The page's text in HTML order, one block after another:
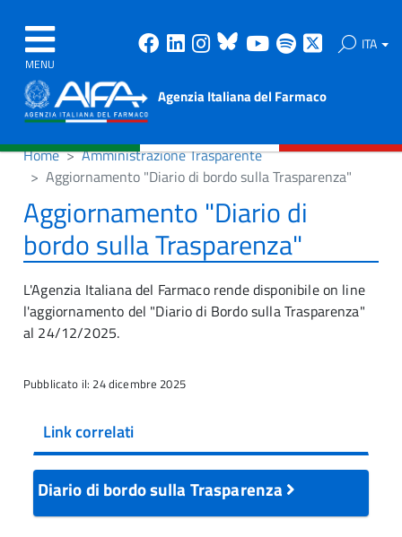
MENU
Facebook
Linkedin
Instagram
Bluesky
Youtube
Spotify ITA
Agenzia Italiana del Farmaco
Home
Amministrazione Trasparente
Aggiornamento "Diario di bordo sulla Trasparenza"
Aggiornamento "Diario di
bordo sulla Trasparenza"
L'Agenzia Italiana del Farmaco rende disponibile on line
l'aggiornamento del "Diario di Bordo sulla Trasparenza"
al 24/12/2025.
Pubblicato il: 24 dicembre 2025
Link correlati
Diario di bordo sulla Trasparenza